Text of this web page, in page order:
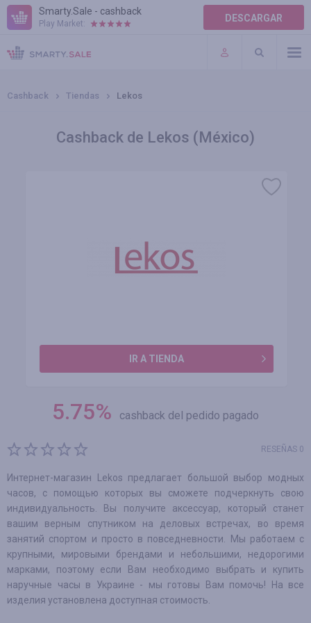
Smarty.Sale - cashback
Play Market: DESCARGAR
AYUDA
TÉRMINOS DE USO
Cashback Tiendas Lekos
Cashback de Lekos (México)
IR A TIENDA
5.75% cashback del pedido pagado
RESEÑAS 0
Интернет-магазин Lekos предлагает большой выбор модных
часов, с помощью которых вы сможете подчеркнуть свою
индивидуальность. Вы получите аксессуар, который станет
вашим верным спутником на деловых встречах, во время
занятий спортом и просто в повседневности. Мы работаем с
крупными, мировыми брендами и небольшими, недорогими
марками, поэтому если Вам необходимо выбрать и купить
наручные часы в Украине - мы готовы Вам помочь! На все
изделия установлена доступная стоимость.